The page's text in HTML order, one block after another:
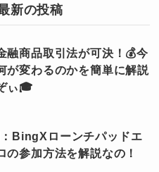
新の投稿
融商品取引法が可決！💰今
が変わるのかを簡単に解説
ぃ🎓
BingXローンチパッドエ
の参加方法を解説なの！